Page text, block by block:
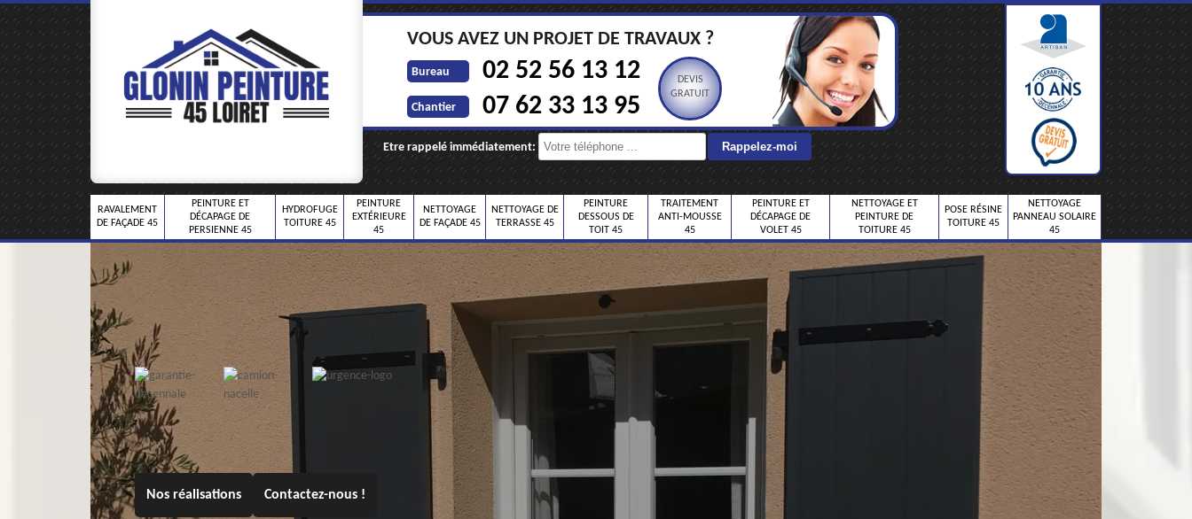
VOUS AVEZ UN PROJET DE TRAVAUX ?
Bureau 02 52 56 13 12
Chantier 07 62 33 13 95
DEVIS
GRATUIT
Etre rappelé immédiatement:
RAVALEMENT
DE FAÇADE 45
PEINTURE ET
DÉCAPAGE DE
PERSIENNE 45
HYDROFUGE
TOITURE 45
PEINTURE
EXTÉRIEURE
45
NETTOYAGE
DE FAÇADE 45
NETTOYAGE DE
TERRASSE 45
PEINTURE
DESSOUS DE
TOIT 45
TRAITEMENT
ANTI-MOUSSE
45
PEINTURE ET
DÉCAPAGE DE
VOLET 45
NETTOYAGE ET
PEINTURE DE
TOITURE 45
POSE RÉSINE
TOITURE 45
NETTOYAGE
PANNEAU SOLAIRE
45
Nos réalisations Contactez-nous !